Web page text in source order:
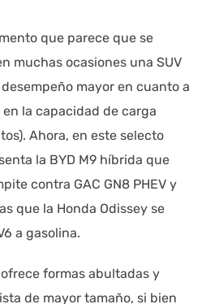
que parece que se
muchas ocasiones una SUV
mayor en cuanto a
la capacidad de carga
Ahora, en este selecto
la BYD M9 híbrida que
contra GAC GN8 PHEV y
que la Honda Odissey se
a gasolina.
formas abultadas y
de mayor tamaño, si bien